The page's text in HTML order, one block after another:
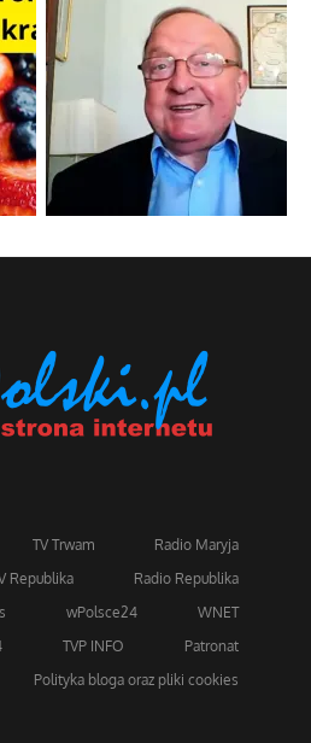
TV Trwam
Radio Maryja
Republika
Radio Republika
wPolsce24
WNET
TVP INFO
Patronat
Polityka bloga oraz pliki cookies